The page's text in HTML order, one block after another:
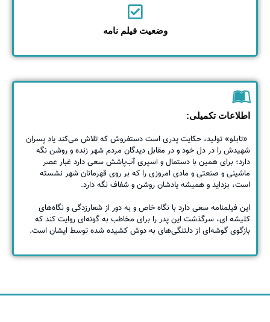
وضعیت فیلم نامه
اطلاعات تکمیلی:
«تابلو» تولید، حکایت پدری است دستفروش که تلاش می‌کند یاد پسران
شهیدش را در دل خود و در مقابل دیدگان مردم شهر زنده و روشن نگه
دارد؛ برای همین با دستمال و اسپری آب‌پاشش سعی دارد غبار عصر
ماشینی و صنعتی و مادی امروزی را که بر روی قهرمانان شهر نشسته
است، بزداید و همیشه یادشان روشن و شفاف نگه دارد.
این فیلمنامه سعی دارد با نگاه خاص و به دور از شعارزدگی و نگاه‌های
کلیشه ای، سرگذشت این پدر را برای مخاطب به گونه‌ای روایت کند که
بازگوی گوشه‌ای از دلتنگی‌های به دوش کشیده شده توسط ایشان است.